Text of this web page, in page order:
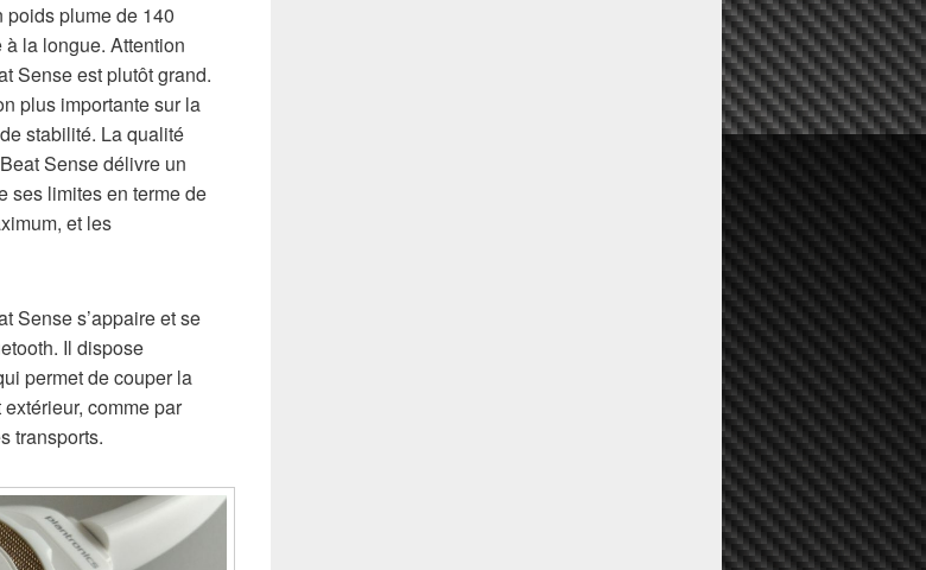
plume de 140
la longue. Attention
Sense est plutôt grand.
plus importante sur la
stabilité. La qualité
Sense délivre un
ses limites en terme de
et les
Sense s’appaire et se
Il dispose
permet de couper la
comme par
transports.